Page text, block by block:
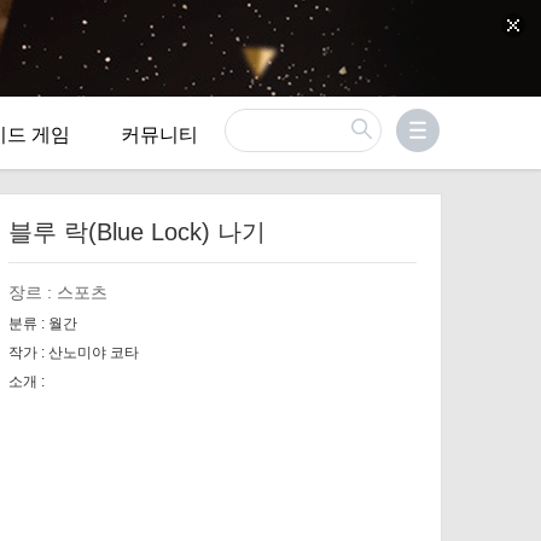
드 게임 커뮤니티
블루 락(Blue Lock) 나기
장르 : 스포츠
분류 : 월간
작가 : 산노미야 코타
소개 :